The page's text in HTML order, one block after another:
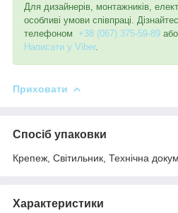
Для дизайнерів, монтажників,
особливі умови співпраці.
телефоном +38 (067) 375-59-89
Написати у Viber.
Приховати
Спосіб упаковки
Крепеж, Світильник, Технічна
Характеристики